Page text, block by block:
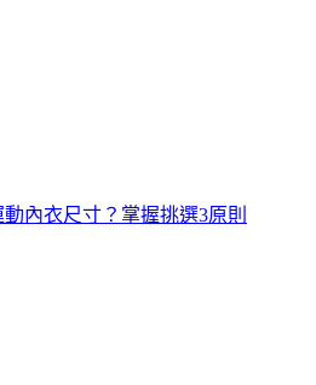
內衣尺寸？掌握挑選3原則